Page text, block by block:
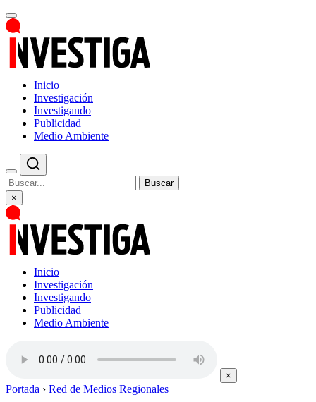
Inicio
Investigación
Investigando
Publicidad
Medio Ambiente
Buscar
×
Inicio
Investigación
Investigando
Publicidad
Medio Ambiente
×
Portada › Red de Medios Regionales